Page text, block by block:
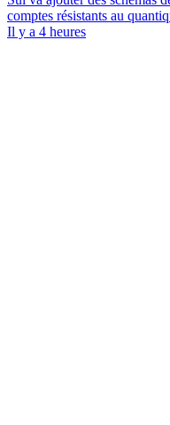
comptes résistants au
Il y a 4 heures